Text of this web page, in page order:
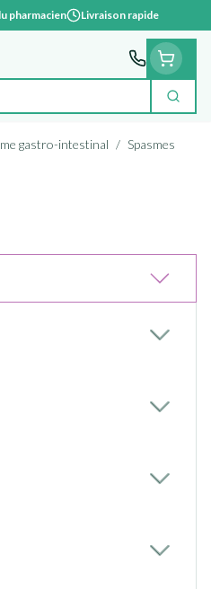
pharmacien Livraison rapide
gastro-intestinal / Spasmes